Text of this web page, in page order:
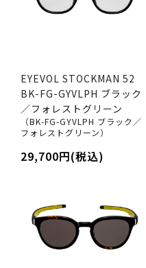
EYEVOL STOCKMAN 52
BK-FG-GYVLPH ブラック
／フォレストグリーン
（BK-FG-GYVLPH ブラック／
フォレストグリーン）
29,700円(税込)